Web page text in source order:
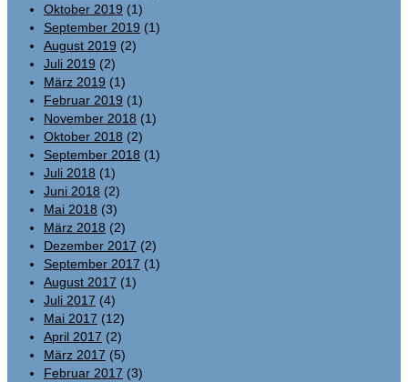
Oktober 2019 (1)
September 2019 (1)
August 2019 (2)
Juli 2019 (2)
März 2019 (1)
Februar 2019 (1)
November 2018 (1)
Oktober 2018 (2)
September 2018 (1)
Juli 2018 (1)
Juni 2018 (2)
Mai 2018 (3)
März 2018 (2)
Dezember 2017 (2)
September 2017 (1)
August 2017 (1)
Juli 2017 (4)
Mai 2017 (12)
April 2017 (2)
März 2017 (5)
Februar 2017 (3)